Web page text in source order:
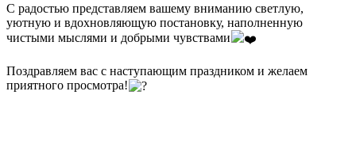
С радостью представляем вашему вниманию светлую,
уютную и вдохновляющую постановку, наполненную
чистыми мыслями и добрыми чувствами
Поздравляем вас с наступающим праздником и желаем
приятного просмотра!